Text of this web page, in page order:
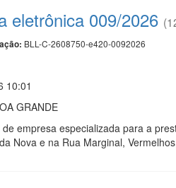
eletrônica 009/2026
BLL-C-2608750-e420-0092026
10:01
GRANDE
empresa especializada para a
Nova e na Rua Marginal,